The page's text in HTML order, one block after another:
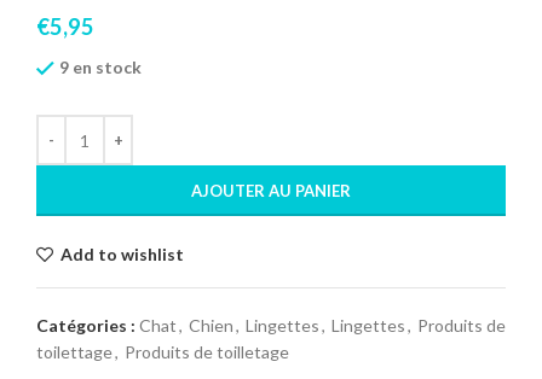
€5,95
9 en stock
AJOUTER AU PANIER
Add to wishlist
Catégories : Chat, Chien, Lingettes, Lingettes, Produits de
toilettage, Produits de toilletage